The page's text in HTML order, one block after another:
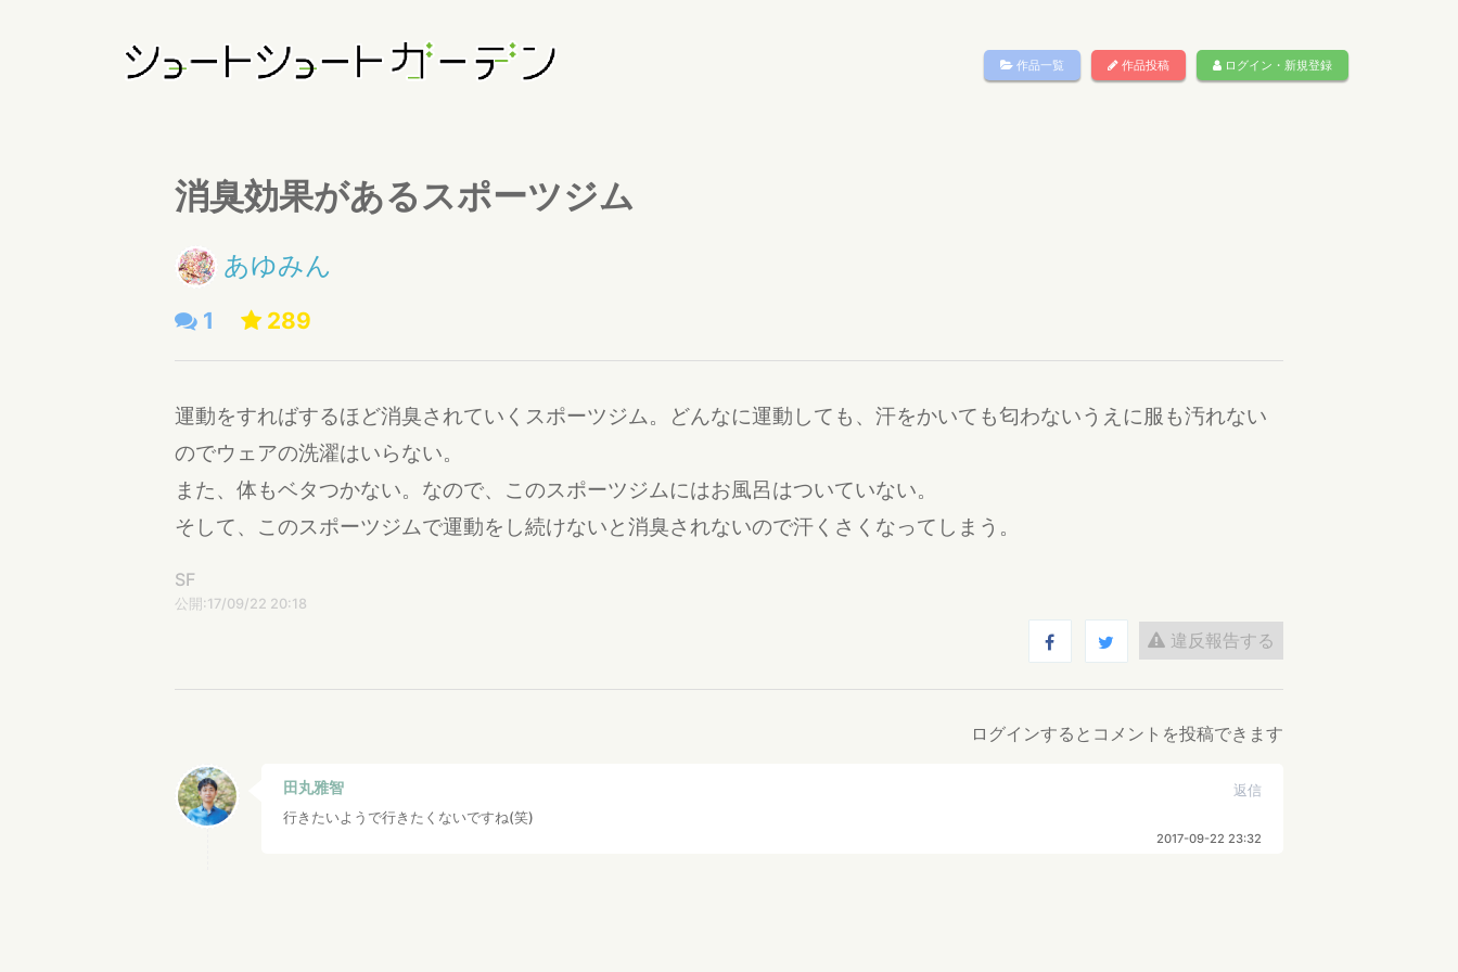
作品一覧 作品投稿 ログイン・新規登録
消臭効果があるスポーツジム
あゆみん
1 289
運動をすればするほど消臭されていくスポーツジム。どんなに運動しても、汗をかいても匂わないうえに服も汚れない
のでウェアの洗濯はいらない。
また、体もベタつかない。なので、このスポーツジムにはお風呂はついていない。
そして、このスポーツジムで運動をし続けないと消臭されないので汗くさくなってしまう。
SF
公開:17/09/22 20:18
違反報告する
ログインするとコメントを投稿できます
田丸雅智
返信
行きたいようで行きたくないですね(笑)
2017-09-22 23:32